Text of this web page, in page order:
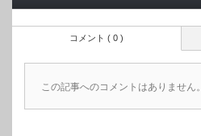
コメント ( 0 )
この記事へのコメントはありません。